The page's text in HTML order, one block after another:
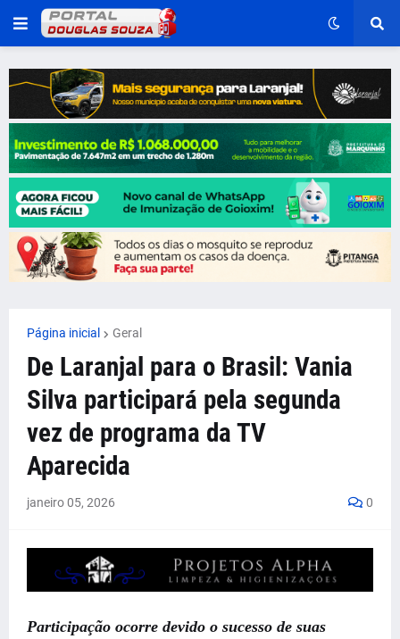
Página inicial Geral
De Laranjal para o Brasil: Vania
Silva participará pela segunda
vez de programa da TV
Aparecida
janeiro 05, 2026 0
Participação ocorre devido o sucesso de suas